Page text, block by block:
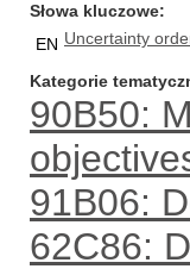
Słowa kluczowe
EN Uncertainty
Kategorie
90B50:
91B06:
62C86: